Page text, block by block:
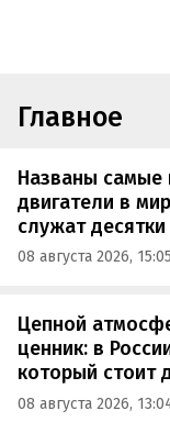
Главное
Названы
двигатели в
служат
08 августа 2026, 15:05
Цепной
ценник: в
который стоит
08 августа 2026,